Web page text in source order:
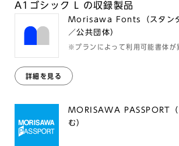
A1ゴシック L の収録製品
Morisawa Fonts（スタン
／公共団体）
※プランによって利用可能書体が
詳細を見る
MORISAWA PASSPORT（
む）